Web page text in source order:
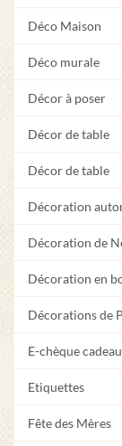
Déco Maison
Déco murale
Décor à poser
Décor de table
Décor de table
Décoration
Décoration de
Décoration en
Décorations de
E-chèque cadeau
Etiquettes
Fête des Mères